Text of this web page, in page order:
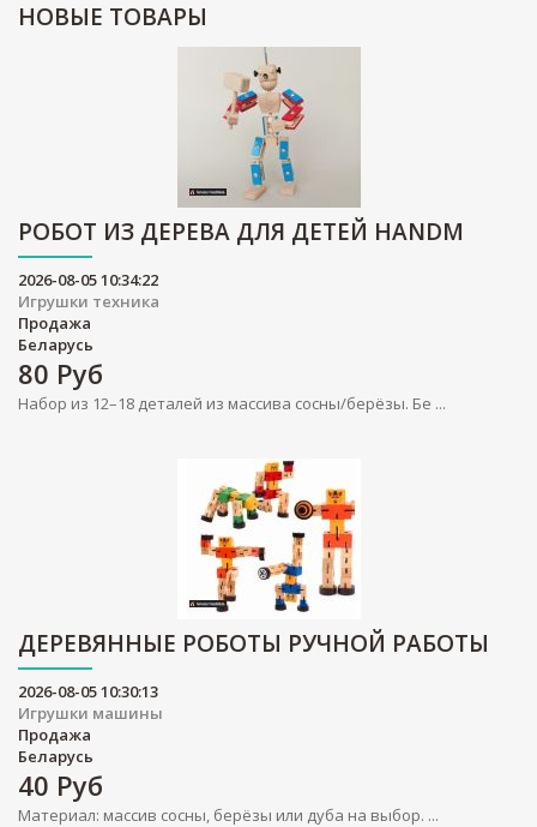
НОВЫЕ ТОВАРЫ
РОБОТ ИЗ ДЕРЕВА ДЛЯ ДЕТЕЙ HANDM
2026-08-05 10:34:22
Игрушки техника
Продажа
Беларусь
80 Руб
Набор из 12–18 деталей из массива сосны/берёзы. Бе ...
ДЕРЕВЯННЫЕ РОБОТЫ РУЧНОЙ РАБОТЫ
2026-08-05 10:30:13
Игрушки машины
Продажа
Беларусь
40 Руб
Материал: массив сосны, берёзы или дуба на выбор. ...